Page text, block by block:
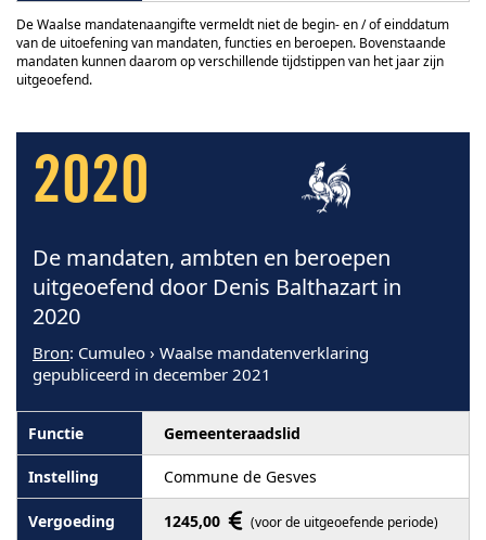
De Waalse mandatenaangifte vermeldt niet de begin- en / of einddatum
van de uitoefening van mandaten, functies en beroepen. Bovenstaande
mandaten kunnen daarom op verschillende tijdstippen van het jaar zijn
uitgeoefend.
2020
De mandaten, ambten en beroepen
uitgeoefend door Denis Balthazart in
2020
Bron: Cumuleo › Waalse mandatenverklaring
gepubliceerd in december 2021
Gemeenteraadslid
Commune de Gesves
1245,00 (voor de uitgeoefende periode)